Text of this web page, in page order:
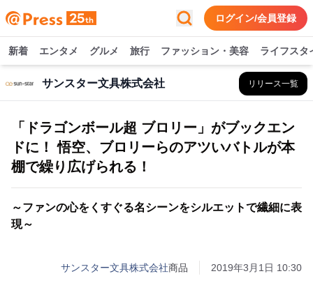
ログイン/会員登録
新着 エンタメ グルメ 旅行 ファッション・美容 ライフスタ
サンスター文具株式会社 リリース一覧
「ドラゴンボール超 ブロリー」がブックエン
ドに！ 悟空、ブロリーらのアツいバトルが本
棚で繰り広げられる！
～ファンの心をくすぐる名シーンをシルエットで繊細に表
現～
サンスター文具株式会社商品 2019年3月1日 10:30